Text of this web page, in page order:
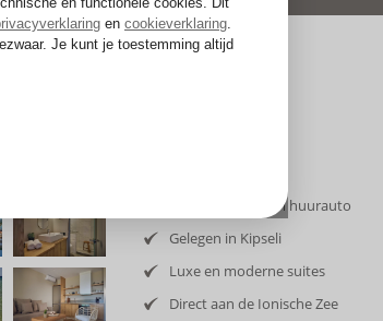
Weg van de drukte
Inclusief vlucht en huurauto
Gelegen in Kipseli
Luxe en moderne suites
Direct aan de Ionische Zee